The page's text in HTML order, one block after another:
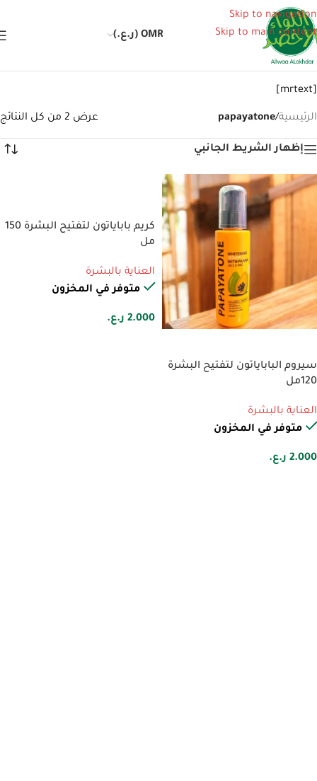
Skip to navigation
Skip to main content
OMR (ر.ع.)
[mrtext]
الرئيسية/
papayatone عرض ⁦2⁩ من كل النتائج
إظهار الشريط الجانبي
سيروم الباباياتون لتفتيح البشرة
120مل
العناية بالبشرة
متوفر في المخزون
2.000 ر.ع.
كريم باباياتون لتفتيح البشرة 150
مل
العناية بالبشرة
متوفر في المخزون
2.000 ر.ع.